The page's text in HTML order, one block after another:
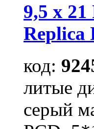
9,5 x
Replica
код:
литые
серый